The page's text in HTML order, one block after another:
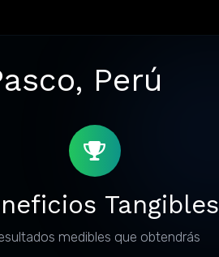
Perú
Tangibles
medibles que obtendrás